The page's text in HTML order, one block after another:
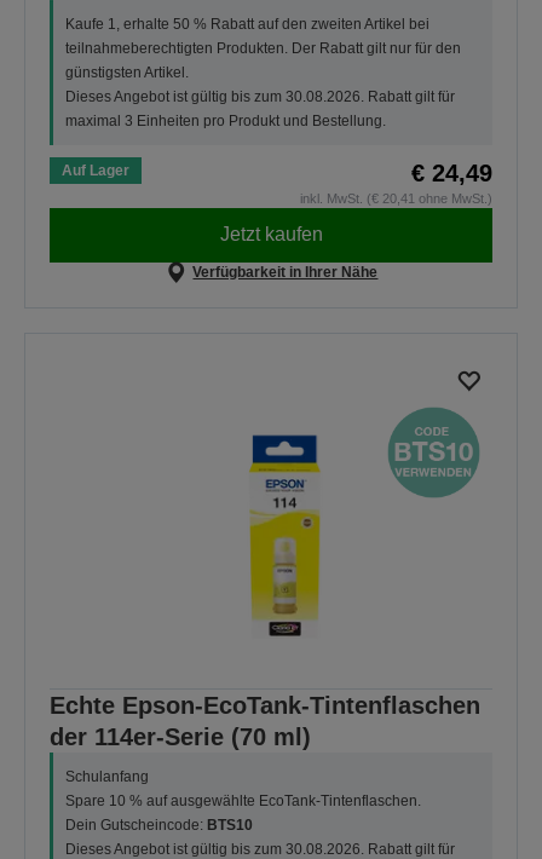
Kaufe 1, erhalte 50 % Rabatt auf den zweiten Artikel bei
teilnahmeberechtigten Produkten. Der Rabatt gilt nur für den
günstigsten Artikel.
Dieses Angebot ist gültig bis zum 30.08.2026. Rabatt gilt für
maximal 3 Einheiten pro Produkt und Bestellung.
Auf Lager € 24,49
inkl. MwSt. (€ 20,41 ohne MwSt.)
Jetzt kaufen
Verfügbarkeit in Ihrer Nähe
Echte Epson-EcoTank-Tintenflaschen
der 114er-Serie (70 ml)
Schulanfang
Spare 10 % auf ausgewählte EcoTank-Tintenflaschen.
Dein Gutscheincode: BTS10
Dieses Angebot ist gültig bis zum 30.08.2026. Rabatt gilt für